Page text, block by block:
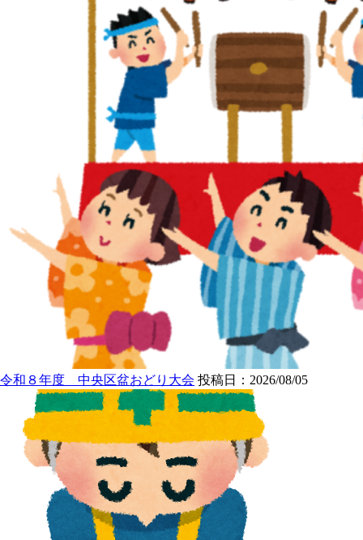
令和８年度 中央区盆おどり大会 投稿日：2026/08/05